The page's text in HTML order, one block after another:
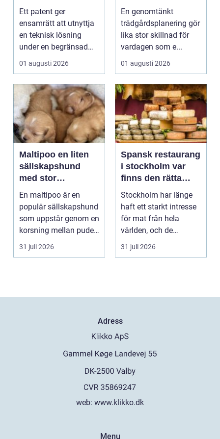
Ett patent ger
ensamrätt att utnyttja
en teknisk lösning
under en begränsad
tid, oftast 20 år. Rätt ...
01 augusti 2026
oas
En genomtänkt
trädgårdsplanering gör
lika stor skillnad för
vardagen som e...
01 augusti 2026
Maltipoo en liten
sällskapshund
med stor
personlighet
En maltipoo är en
populär sällskapshund
som uppstår genom en
korsning mellan pudel
och malteser. Kom...
31 juli 2026
Spansk restaurang
i stockholm var
finns den rätta
smaken av
spanien?
Stockholm har länge
haft ett starkt intresse
för mat från hela
världen, och de
senaste åren har
suge...
31 juli 2026
Adress
web: www.klikko.dk
Menu